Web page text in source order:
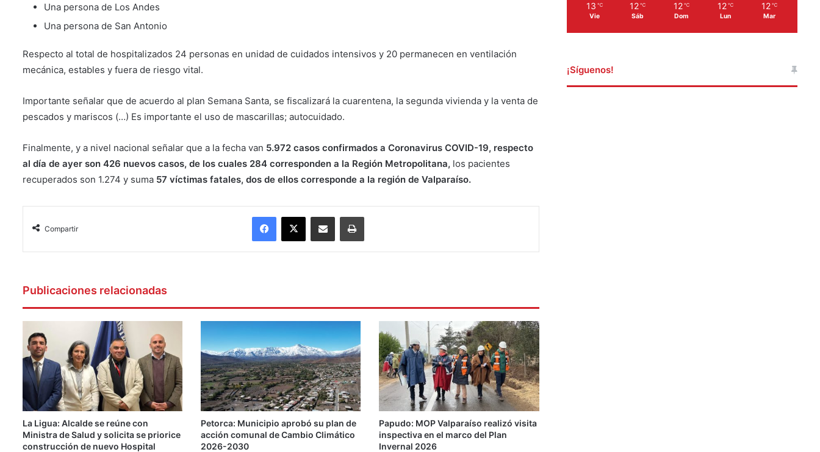
Una persona de Los Andes
Una persona de San Antonio
Respecto al total de hospitalizados 24 personas en unidad de cuidados intensivos y 20 permanecen en ventilación
mecánica, estables y fuera de riesgo vital.
Importante señalar que de acuerdo al plan Semana Santa, se fiscalizará la cuarentena, la segunda vivienda y la venta de
pescados y mariscos (…) Es importante el uso de mascarillas; autocuidado.
Finalmente, y a nivel nacional señalar que a la fecha van 5.972 casos confirmados a Coronavirus COVID-19, respecto
al día de ayer son 426 nuevos casos, de los cuales 284 corresponden a la Región Metropolitana, los pacientes
recuperados son 1.274 y suma 57 víctimas fatales, dos de ellos corresponde a la región de Valparaíso.
Compartir
X Compartir por correo electrónico
Publicaciones relacionadas
La Ligua: Alcalde se reúne con
Ministra de Salud y solicita se priorice
construcción de nuevo Hospital
Petorca: Municipio aprobó su plan de
acción comunal de Cambio Climático
2026-2030
Papudo: MOP Valparaíso realizó visita
inspectiva en el marco del Plan
Invernal 2026
13 ℃
Vie
12 ℃
Sáb
12 ℃
Dom
12 ℃
Lun
12 ℃
Mar
¡Síguenos!